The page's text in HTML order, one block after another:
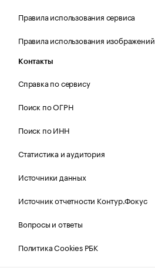
Правила использования сервиса
Правила использования изображений
Контакты
Справка по сервису
Поиск по ОГРН
Поиск по ИНН
Статистика и аудитория
Источники данных
Источник отчетности Контур.Фокус
Вопросы и ответы
Политика Cookies РБК